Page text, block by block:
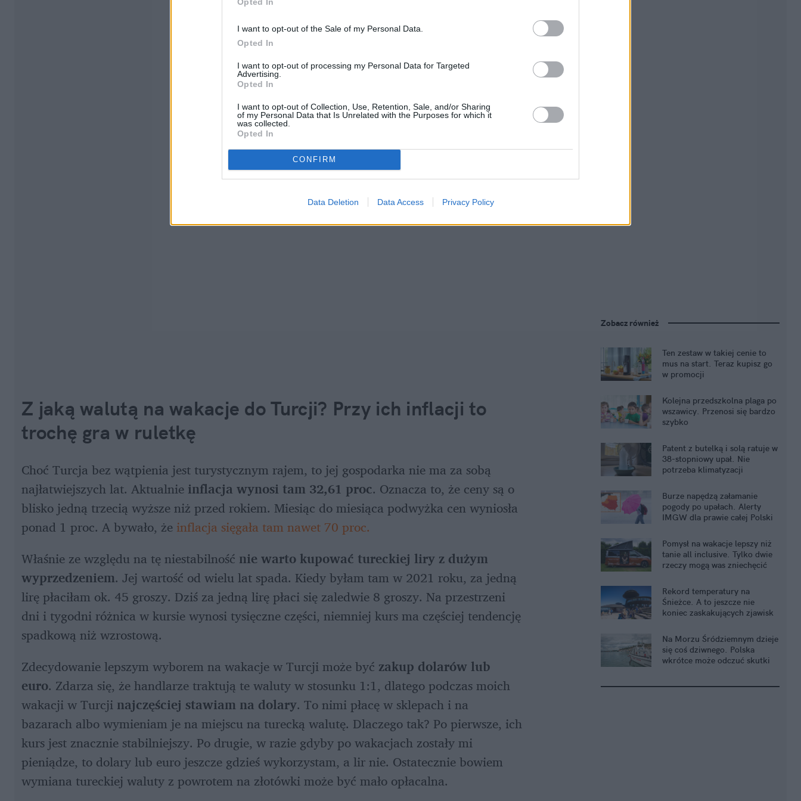
I want to opt-out of the Sale of my Personal Data.
Opted In
I want to opt-out of processing my Personal Data for Targeted
Advertising.
Opted In
I want to opt-out of Collection, Use, Retention, Sale, and/or Sharing
of my Personal Data that Is Unrelated with the Purposes for which it
was collected.
Opted In
CONFIRM
Data Deletion Data Access Privacy Policy
Z jaką walutą na wakacje do Turcji? Przy ich inflacji to
trochę gra w ruletkę
Choć Turcja bez wątpienia jest turystycznym rajem, to jej gospodarka nie ma za sobą
najłatwiejszych lat. Aktualnie inflacja wynosi tam 32,61 proc. Oznacza to, że ceny są o
blisko jedną trzecią wyższe niż przed rokiem. Miesiąc do miesiąca podwyżka cen wyniosła
ponad 1 proc. A bywało, że inflacja sięgała tam nawet 70 proc.
Właśnie ze względu na tę niestabilność nie warto kupować tureckiej liry z dużym
wyprzedzeniem. Jej wartość od wielu lat spada. Kiedy byłam tam w 2021 roku, za jedną
lirę płaciłam ok. 45 groszy. Dziś za jedną lirę płaci się zaledwie 8 groszy. Na przestrzeni
dni i tygodni różnica w kursie wynosi tysięczne części, niemniej kurs ma częściej tendencję
spadkową niż wzrostową.
Zdecydowanie lepszym wyborem na wakacje w Turcji może być zakup dolarów lub
euro. Zdarza się, że handlarze traktują te waluty w stosunku 1:1, dlatego podczas moich
wakacji w Turcji najczęściej stawiam na dolary. To nimi płacę w sklepach i na
bazarach albo wymieniam je na miejscu na turecką walutę. Dlaczego tak? Po pierwsze, ich
kurs jest znacznie stabilniejszy. Po drugie, w razie gdyby po wakacjach zostały mi
pieniądze, to dolary lub euro jeszcze gdzieś wykorzystam, a lir nie. Ostatecznie bowiem
wymiana tureckiej waluty z powrotem na złotówki może być mało opłacalna.
Zobacz również
Ten zestaw w takiej cenie to
mus na start. Teraz kupisz go
w promocji
Kolejna przedszkolna plaga po
wszawicy. Przenosi się bardzo
szybko
Patent z butelką i solą ratuje w
38-stopniowy upał. Nie
potrzeba klimatyzacji
Burze napędzą załamanie
pogody po upałach. Alerty
IMGW dla prawie całej Polski
Pomysł na wakacje lepszy niż
tanie all inclusive. Tylko dwie
rzeczy mogą was zniechęcić
Rekord temperatury na
Śnieżce. A to jeszcze nie
koniec zaskakujących zjawisk
Na Morzu Śródziemnym dzieje
się coś dziwnego. Polska
wkrótce może odczuć skutki